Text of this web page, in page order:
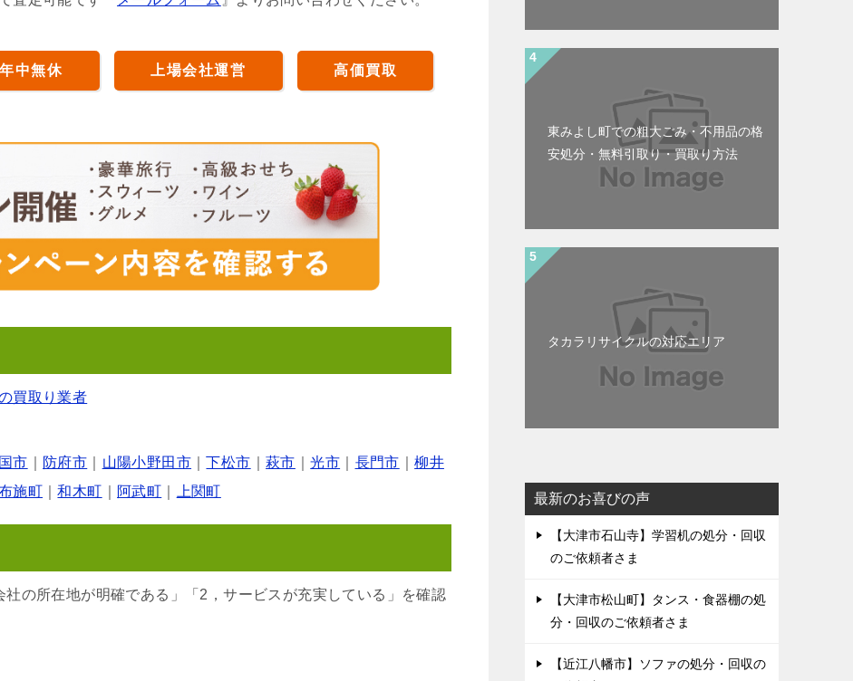
年中無休 上場会社運営 高価買取
買取り業者
市 防府市 山陽小野田市 ｜下松市 ｜萩市 ｜光市 長門市 ｜柳井
施町 ｜和木町 阿武町 上関町
の所在地が明確である」「2，サービスが充実している」を確認
東みよし町での粗大ごみ・不用品の格
安処分・無料引取り・買取り方法
タカラリサイクルの対応エリア
最新のお喜びの声
【大津市石山寺】学習机の処分・回収
のご依頼者さま
【大津市松山町】タンス・食器棚の処
分・回収のご依頼者さま
【近江八幡市】ソファの処分・回収の